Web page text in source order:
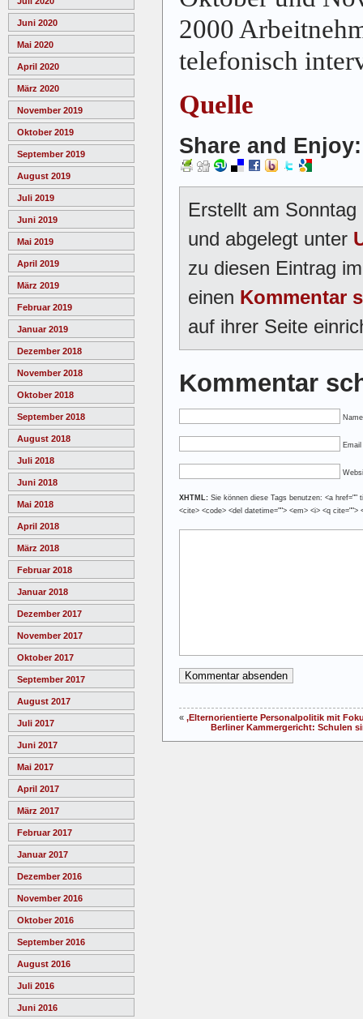
Juni 2020
Mai 2020
April 2020
März 2020
November 2019
Oktober 2019
September 2019
August 2019
Juli 2019
Juni 2019
Mai 2019
April 2019
März 2019
Februar 2019
Januar 2019
Dezember 2018
November 2018
Oktober 2018
September 2018
August 2018
Juli 2018
Juni 2018
Mai 2018
April 2018
März 2018
Februar 2018
Januar 2018
Dezember 2017
November 2017
Oktober 2017
September 2017
August 2017
Juli 2017
Juni 2017
Mai 2017
April 2017
März 2017
Februar 2017
Januar 2017
Dezember 2016
November 2016
Oktober 2016
September 2016
August 2016
Juli 2016
Juni 2016
2000
telefonisch
Quelle
Share and Enjoy:
Erstellt am
und abgelegt unter
zu diesen Eintrag
einen Kommentar
auf ihrer Seite
Kommentar
Name
XHTML: Sie können diese Tags benutzen: <a href=""
<cite> <code> <del datetime=""> <em> <i> <q cite="">
« ‚Elternorientierte Personalpolitik mit
Berliner Kammergericht: Schulen